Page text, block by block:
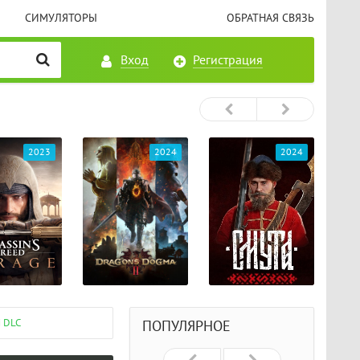
СИМУЛЯТОРЫ ОБРАТНАЯ СВЯЗЬ
Вход Регистрация
2023 2024 2024
ПОПУЛЯРНОЕ